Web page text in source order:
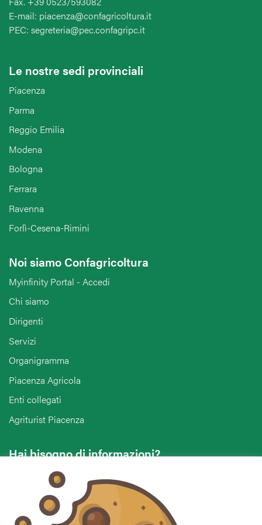
E-mail: piacenza@confagricoltura.it
PEC: segreteria@pec.confagripc.it
Le nostre sedi provinciali
Piacenza
Parma
Reggio Emilia
Modena
Bologna
Ferrara
Ravenna
Forlì-Cesena-Rimini
Noi siamo Confagricoltura
Myinfinity Portal - Accedi
Chi siamo
Dirigenti
Servizi
Organigramma
Piacenza Agricola
Enti collegati
Agriturist Piacenza
Hai bisogno di informazioni?
Vuoi contattarci per ricevere assistenza, lasciare un
commento o chiedere informazioni?
CONTATTACI